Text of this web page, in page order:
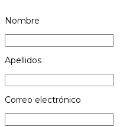
Nombre
Apellidos
Correo electrónico